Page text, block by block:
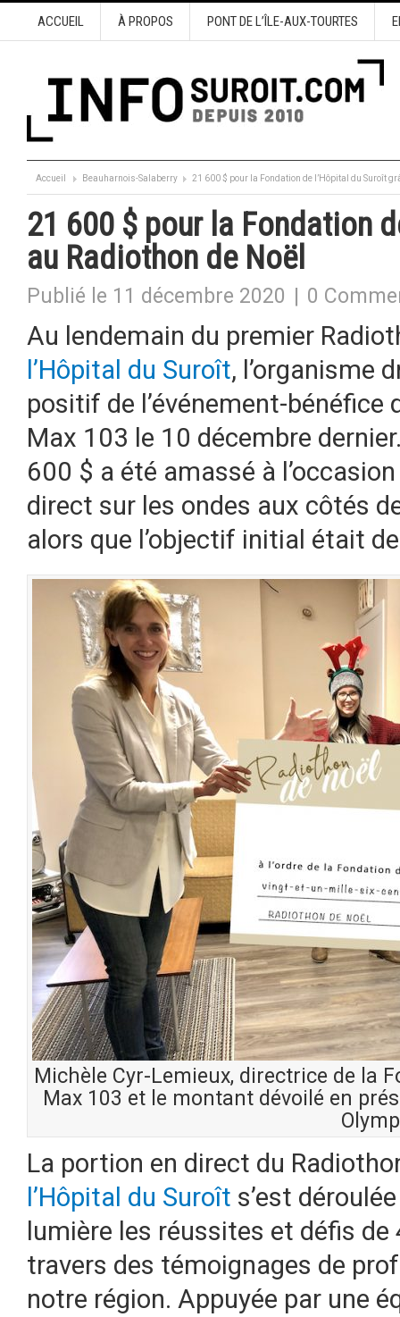
ACCUEIL À PROPOS PONT DE L’ÎLE-AUX-TOURTES
Accueil Beauharnois-Salaberry 21 600 $ pour la Fondation de l’Hôpital du Suroît
21 600 $ pour la Fondation
au Radiothon de Noël
Publié le 11 décembre 2020 0
Au lendemain du premier
l’Hôpital du Suroît, l’organisme
positif de l’événement-bénéfice
Max 103 le 10 décembre
600 $ a été amassé à
direct sur les ondes aux côtés
alors que l’objectif initial était
Michèle Cyr-Lemieux, directrice de la
Max 103 et le montant dévoilé en
La portion en direct du
l’Hôpital du Suroît s’est
lumière les réussites et défis
travers des témoignages de
notre région. Appuyée par une